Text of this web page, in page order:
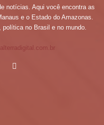
notícias. Aqui você encontra as
e o Estado do Amazonas.
política no Brasil e no mundo.